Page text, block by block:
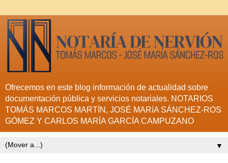
Ofrecemos en este blog información de actualidad sobre
documentación pública y servicios notariales. NOTARIOS
TOMÁS MARCOS MARTÍN, JOSÉ MARíA SÁNCHEZ-ROS
GÓMEZ Y CARLOS MARÍA GARCÍA CAMPUZANO
▼